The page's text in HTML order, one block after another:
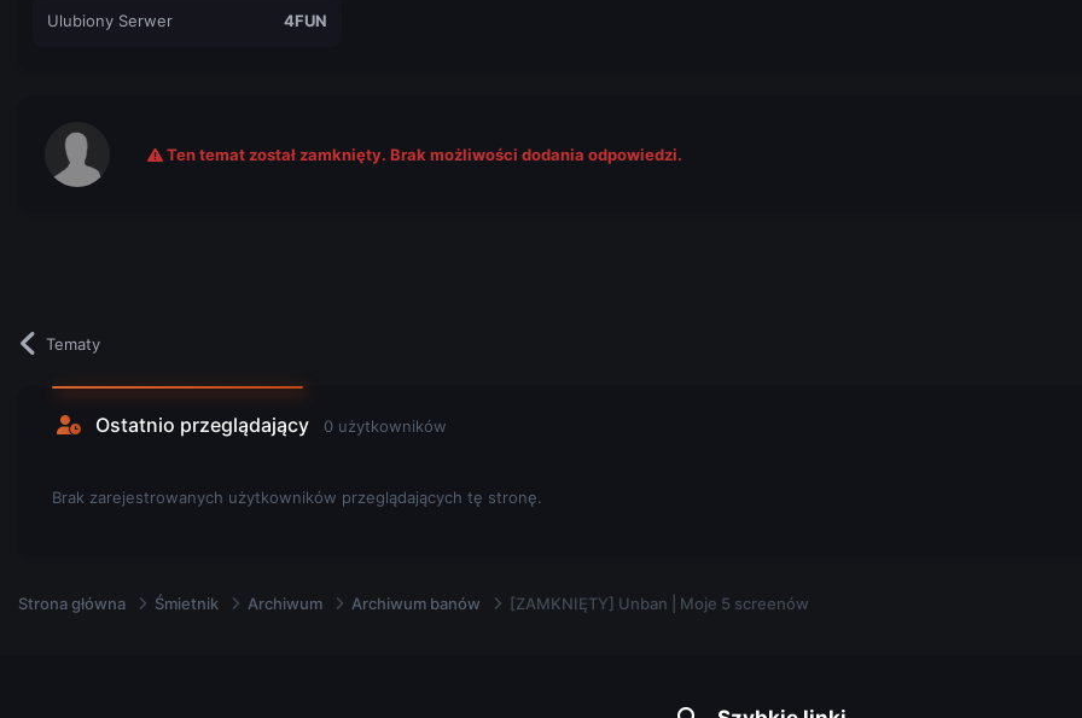
Ulubiony Serwer 4FUN
Ten temat został zamknięty. Brak możliwości dodania odpowiedzi.
Tematy
Ostatnio przeglądający 0 użytkowników
Brak zarejestrowanych użytkowników przeglądających tę stronę.
Strona główna Śmietnik Archiwum Archiwum banów [ZAMKNIĘTY] Unban | Moje 5 screenów